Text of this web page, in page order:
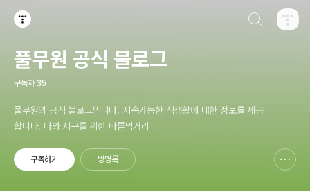
풀무원 공식 블로그
구독자 35
풀무원의 공식 블로그입니다. 지속가능한 식생활에 대한 정보를 제공
합니다. 나와 지구를 위한 바른먹거리
구독하기 방명록